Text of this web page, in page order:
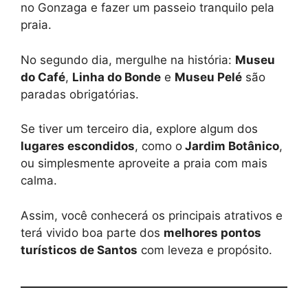
no Gonzaga e fazer um passeio tranquilo pela
praia.
No segundo dia, mergulhe na história: Museu
do Café, Linha do Bonde e Museu Pelé são
paradas obrigatórias.
Se tiver um terceiro dia, explore algum dos
lugares escondidos, como o Jardim Botânico,
ou simplesmente aproveite a praia com mais
calma.
Assim, você conhecerá os principais atrativos e
terá vivido boa parte dos melhores pontos
turísticos de Santos com leveza e propósito.